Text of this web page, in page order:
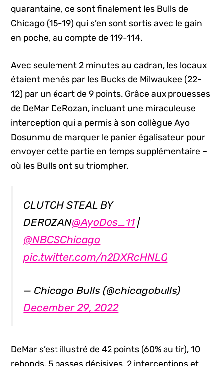
quarantaine, ce sont finalement les Bulls de
Chicago (15-19) qui s’en sont sortis avec le gain
en poche, au compte de 119-114.
Avec seulement 2 minutes au cadran, les locaux
étaient menés par les Bucks de Milwaukee (22-
12) par un écart de 9 points. Grâce aux prouesses
de DeMar DeRozan, incluant une miraculeuse
interception qui a permis à son collègue Ayo
Dosunmu de marquer le panier égalisateur pour
envoyer cette partie en temps supplémentaire –
où les Bulls ont su triompher.
CLUTCH STEAL BY
DEROZAN@AyoDos_11 |
@NBCSChicago
pic.twitter.com/n2DXRcHNLQ
— Chicago Bulls (@chicagobulls)
December 29, 2022
DeMar s’est illustré de 42 points (60% au tir), 10
rebonds, 5 passes décisives, 2 interceptions et